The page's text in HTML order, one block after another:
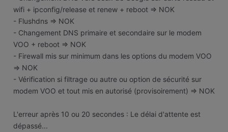
wifi + ipconfig/release et renew + reboot => NOK
- Flushdns => NOK
- Changement DNS primaire et secondaire sur le modem
VOO + reboot => NOK
- Firewall mis sur minimum dans les options du modem VOO
=> NOK
- Vérification si filtrage ou autre ou option de sécurité sur
modem VOO et tout mis en autorisé (provisoirement) => NOK
L'erreur après 10 ou 20 secondes : Le délai d'attente est
dépassé...